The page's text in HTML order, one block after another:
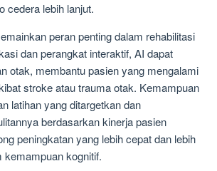
cedera lebih lanjut.
peran penting dalam rehabilitasi
dan perangkat interaktif, AI dapat
otak, membantu pasien yang mengalami
stroke atau trauma otak. Kemampuan
latihan yang ditargetkan dan
berdasarkan kinerja pasien
peningkatan yang lebih cepat dan lebih
kemampuan kognitif.